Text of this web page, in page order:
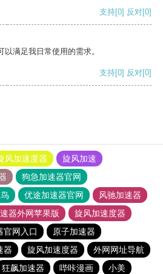
支持[0] 反对[0]
满足我日常使用的需求。
支持[0] 反对[0]
风加速度器
旋风加速
狗急加速器官网
优途加速器官网
风驰加速器
器外网苹果版
旋风加速度器
官网入口
原子加速器
器 旋风加速度器
外网网址导航
狂飙加速器 哔咔漫画
小美